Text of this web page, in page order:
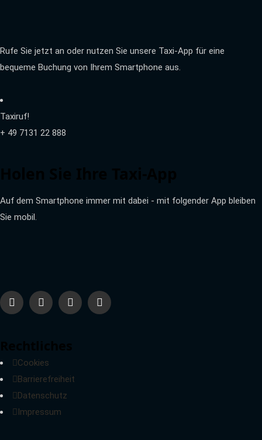
Rufe Sie jetzt an oder nutzen Sie unsere Taxi-App für eine
bequeme Buchung von Ihrem Smartphone aus.
Taxiruf!
+ 49 7131 22 888
Auf dem Smartphone immer mit dabei - mit folgender App bleiben
Sie mobil.
Cookies
Barrierefreiheit
Datenschutz
Impressum